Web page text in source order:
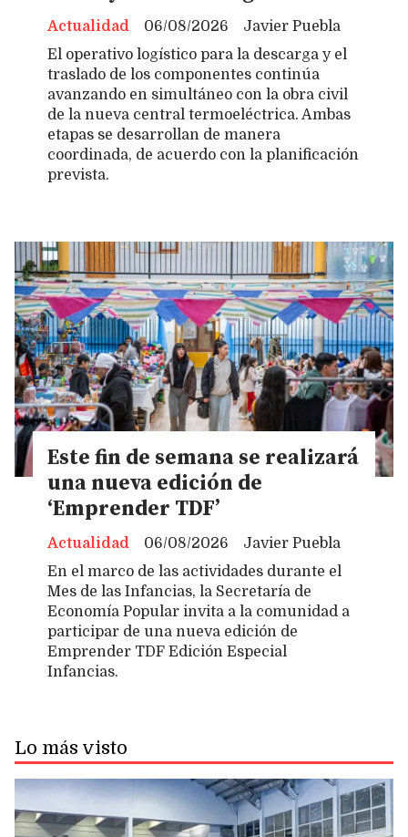
Javier Puebla
Actualidad
06/08/2026
El operativo logístico para la descarga y el
traslado de los componentes continúa
avanzando en simultáneo con la obra civil
de la nueva central termoeléctrica. Ambas
etapas se desarrollan de manera
coordinada, de acuerdo con la planificación
prevista.
Este fin de semana se realizará
una nueva edición de
‘Emprender TDF’
Javier Puebla
Actualidad
06/08/2026
En el marco de las actividades durante el
Mes de las Infancias, la Secretaría de
Economía Popular invita a la comunidad a
participar de una nueva edición de
Emprender TDF Edición Especial
Infancias.
Lo más visto